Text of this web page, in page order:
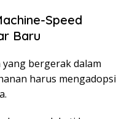
Speed
Baru
bergerak dalam
harus mengadopsi